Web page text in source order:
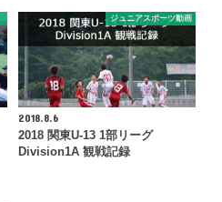
ジュニアスポーツ動画
2018.8.6
2018 関東U-13 1部リーグ
Division1A 観戦記録